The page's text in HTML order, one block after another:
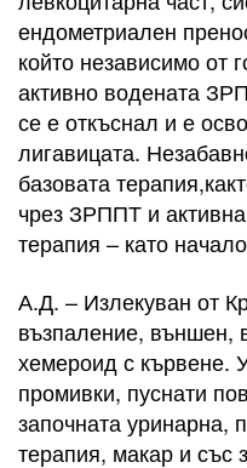
ендометриален
който независимо от
активно водената
се е откъснал и е
лигавицата.
базовата
чрез ЗРППТ и
терапия – като
А.Д. – Излекуван от
възпаление, външен,
хемероид с кървене.
промивки, пуснати
започната уринарна,
терапия, макар и със